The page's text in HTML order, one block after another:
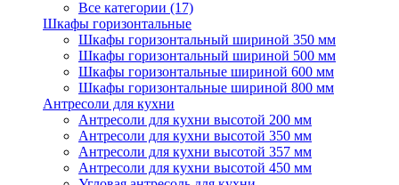
Все категории (17)
Шкафы горизонтальные
Шкафы горизонтальный шириной 350 мм
Шкафы горизонтальный шириной 500 мм
Шкафы горизонтальные шириной 600 мм
Шкафы горизонтальные шириной 800 мм
Антресоли для кухни
Антресоли для кухни высотой 200 мм
Антресоли для кухни высотой 350 мм
Антресоли для кухни высотой 357 мм
Антресоли для кухни высотой 450 мм